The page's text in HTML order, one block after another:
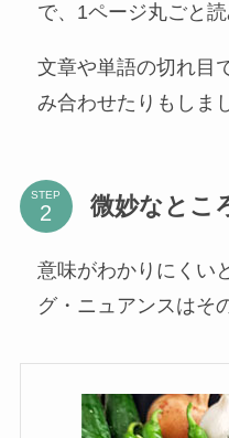
で、1ページ丸ごと読
文章や単語の切れ目
み合わせたりもしま
STEP 微妙なとこ
意味がわかりにくい
グ・ニュアンスはそ